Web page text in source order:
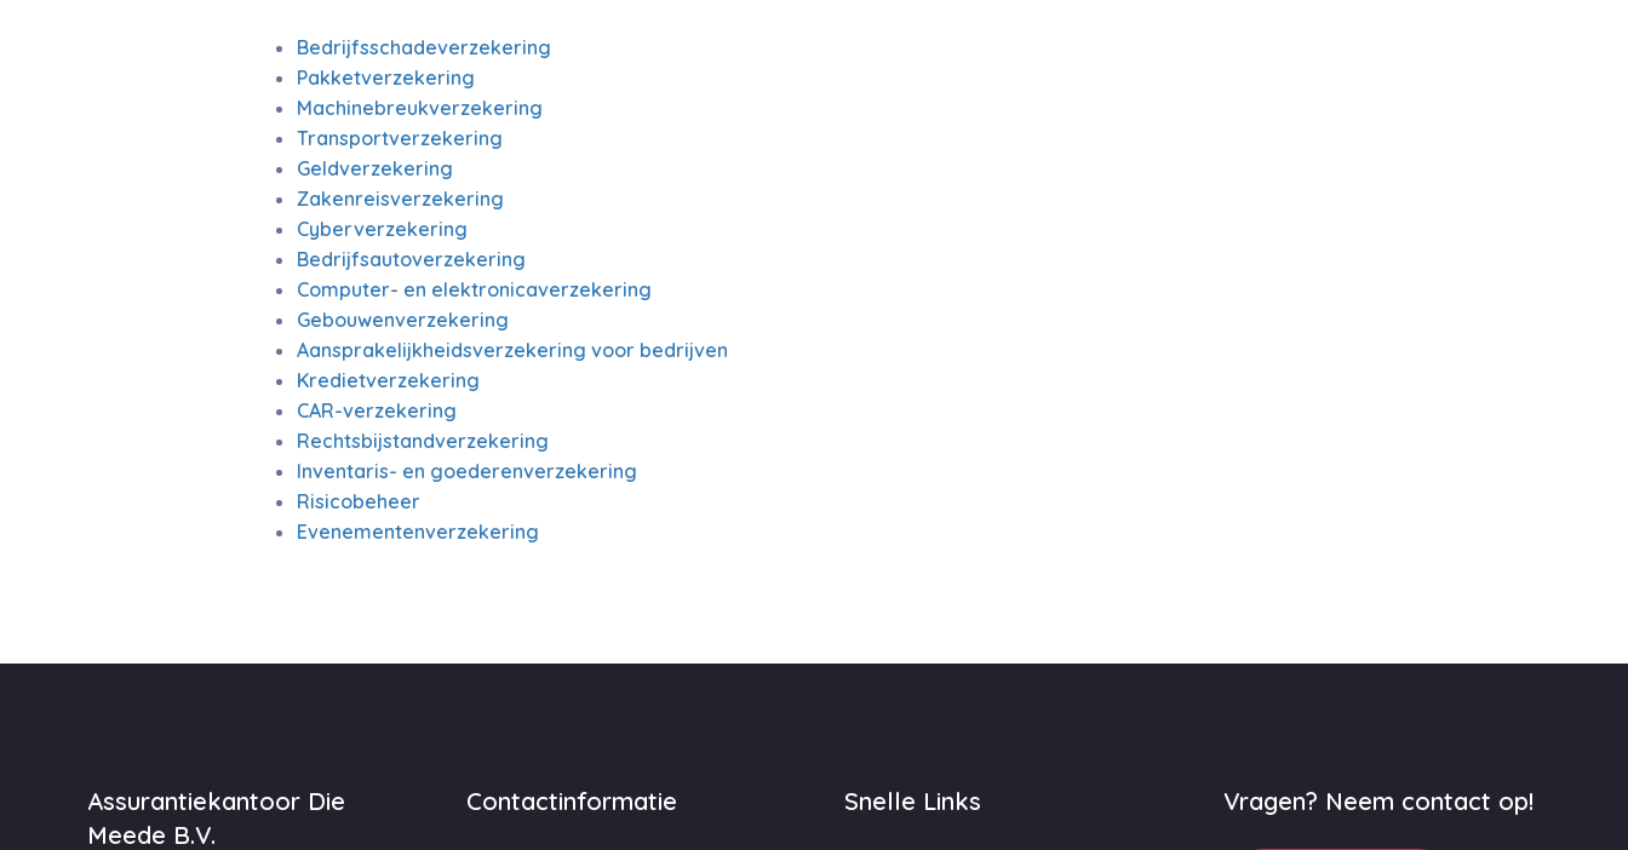
Bedrijfsschadeverzekering
Pakketverzekering
Machinebreukverzekering
Transportverzekering
Geldverzekering
Zakenreisverzekering
Cyberverzekering
Bedrijfsautoverzekering
Computer- en elektronicaverzekering
Gebouwenverzekering
Aansprakelijkheidsverzekering voor bedrijven
Kredietverzekering
CAR-verzekering
Rechtsbijstandverzekering
Inventaris- en goederenverzekering
Risicobeheer
Evenementenverzekering
Assurantiekantoor Die
Meede B.V.
Contactinformatie Snelle Links Vragen? Neem contact op!